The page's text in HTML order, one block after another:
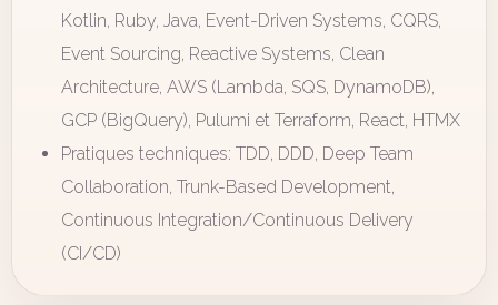
Kotlin, Ruby, Java, Event-Driven Systems, CQRS,
Event Sourcing, Reactive Systems, Clean
Architecture, AWS (Lambda, SQS, DynamoDB),
GCP (BigQuery), Pulumi et Terraform, React, HTMX
Pratiques techniques: TDD, DDD, Deep Team
Collaboration, Trunk-Based Development,
Continuous Integration/Continuous Delivery
(CI/CD)